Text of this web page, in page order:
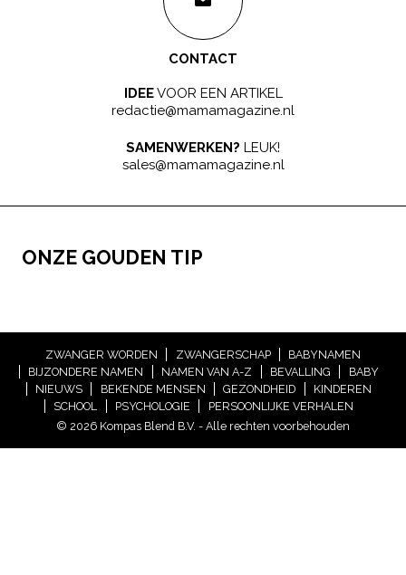
CONTACT
IDEEVOOR EEN ARTIKEL
redactie@mamamagazine.nl
SAMENWERKEN? LEUK!
sales@mamamagazine.nl
ONZE GOUDEN TIP
ZWANGER WORDEN ZWANGERSCHAP
BABYNAMEN
BIJZONDERE NAMEN
NAMEN VAN A-Z BEVALLING
BABY
NIEUWS
BEKENDE MENSEN GEZONDHEID
KINDEREN
SCHOOL
PSYCHOLOGIE
PERSOONLIJKE VERHALEN
© 2026 Kompas Blend B.V. - Alle rechten voorbehouden